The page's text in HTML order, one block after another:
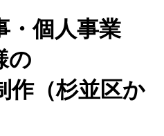
・個人事業
の
作（杉並区か